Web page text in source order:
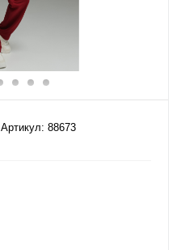
Артикул: 88673